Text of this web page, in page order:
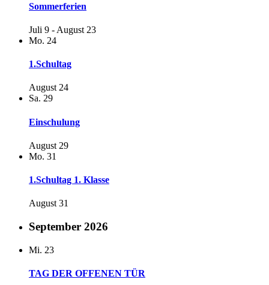
Sommerferien
Juli 9 - August 23
Mo. 24
1.Schultag
August 24
Sa. 29
Einschulung
August 29
Mo. 31
1.Schultag 1. Klasse
August 31
September 2026
Mi. 23
TAG DER OFFENEN TÜR